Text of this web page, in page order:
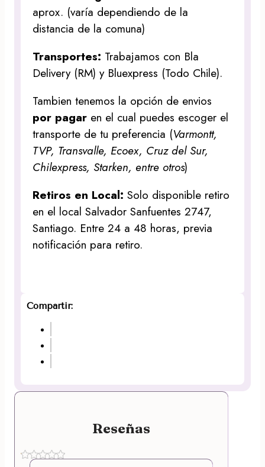
aprox. (varía dependiendo de la
distancia de la comuna)
Transportes: Trabajamos con Bla
Delivery (RM) y Bluexpress (Todo Chile).
Tambien tenemos la opción de envios
por pagar en el cual puedes escoger el
transporte de tu preferencia (Varmontt,
TVP, Transvalle, Ecoex, Cruz del Sur,
Chilexpress, Starken, entre otros)
Retiros en Local:Solo disponible retiro
en el local Salvador Sanfuentes 2747,
Santiago. Entre 24 a 48 horas, previa
notificación para retiro.
Compartir:
Reseñas